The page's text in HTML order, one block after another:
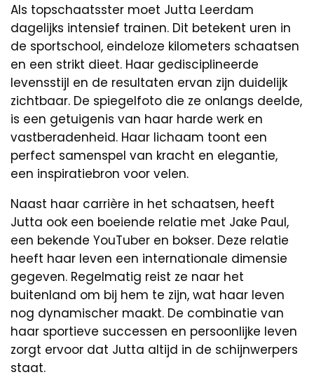
Als topschaatsster moet Jutta Leerdam
dagelijks intensief trainen. Dit betekent uren in
de sportschool, eindeloze kilometers schaatsen
en een strikt dieet. Haar gedisciplineerde
levensstijl en de resultaten ervan zijn duidelijk
zichtbaar. De spiegelfoto die ze onlangs deelde,
is een getuigenis van haar harde werk en
vastberadenheid. Haar lichaam toont een
perfect samenspel van kracht en elegantie,
een inspiratiebron voor velen.
Naast haar carrière in het schaatsen, heeft
Jutta ook een boeiende relatie met Jake Paul,
een bekende YouTuber en bokser. Deze relatie
heeft haar leven een internationale dimensie
gegeven. Regelmatig reist ze naar het
buitenland om bij hem te zijn, wat haar leven
nog dynamischer maakt. De combinatie van
haar sportieve successen en persoonlijke leven
zorgt ervoor dat Jutta altijd in de schijnwerpers
staat.